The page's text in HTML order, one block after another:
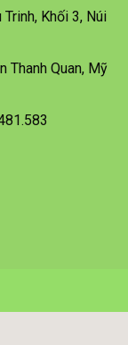
Khối 3, Núi
Thanh Quan, Mỹ